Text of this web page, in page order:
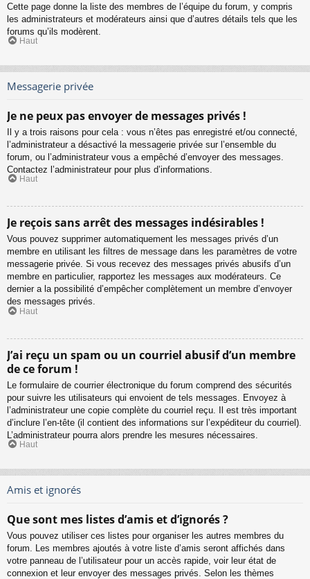
Cette page donne la liste des membres de l’équipe du forum, y compris
les administrateurs et modérateurs ainsi que d’autres détails tels que les
forums qu’ils modèrent.
Haut
Messagerie privée
Je ne peux pas envoyer de messages privés !
Il y a trois raisons pour cela : vous n’êtes pas enregistré et/ou connecté,
l’administrateur a désactivé la messagerie privée sur l’ensemble du
forum, ou l’administrateur vous a empêché d’envoyer des messages.
Contactez l’administrateur pour plus d’informations.
Haut
Je reçois sans arrêt des messages indésirables !
Vous pouvez supprimer automatiquement les messages privés d’un
membre en utilisant les filtres de message dans les paramètres de votre
messagerie privée. Si vous recevez des messages privés abusifs d’un
membre en particulier, rapportez les messages aux modérateurs. Ce
dernier a la possibilité d’empêcher complètement un membre d’envoyer
des messages privés.
Haut
J’ai reçu un spam ou un courriel abusif d’un membre
de ce forum !
Le formulaire de courrier électronique du forum comprend des sécurités
pour suivre les utilisateurs qui envoient de tels messages. Envoyez à
l’administrateur une copie complète du courriel reçu. Il est très important
d’inclure l’en-tête (il contient des informations sur l’expéditeur du courriel).
L’administrateur pourra alors prendre les mesures nécessaires.
Haut
Amis et ignorés
Que sont mes listes d’amis et d’ignorés ?
Vous pouvez utiliser ces listes pour organiser les autres membres du
forum. Les membres ajoutés à votre liste d’amis seront affichés dans
votre panneau de l’utilisateur pour un accès rapide, voir leur état de
connexion et leur envoyer des messages privés. Selon les thèmes